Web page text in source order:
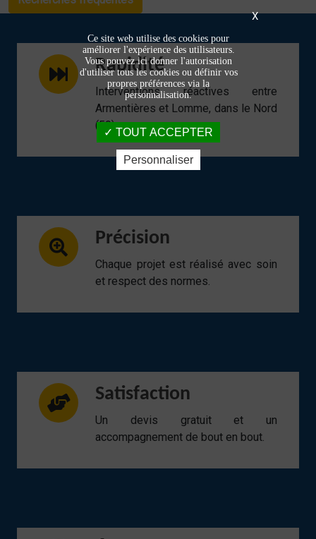
Rapidité
Interventions réactives entre
Armentières et Lomme, dans le Nord
(59).
Précision
Chaque projet est réalisé avec soin
et respect des normes.
Satisfaction
Un devis gratuit et un
accompagnement de bout en bout.
X
Ce site web utilise des cookies pour
améliorer l'expérience des utilisateurs.
Vous pouvez ici donner l'autorisation
d'utiliser tous les cookies ou définir vos
propres préférences via la
personnalisation.
TOUT ACCEPTER
Personnaliser